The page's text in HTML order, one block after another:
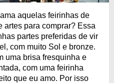
aquelas feirinhas de
artes para comprar? Essa
partes preferidas de vir
com muito Sol e bronze.
uma brisa fresquinha e
com uma feirinha
que eu amo. Por isso